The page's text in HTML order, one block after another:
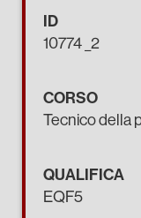
ID
10774 _2
CORSO
Tecnico della
QUALIFICA
EQF5